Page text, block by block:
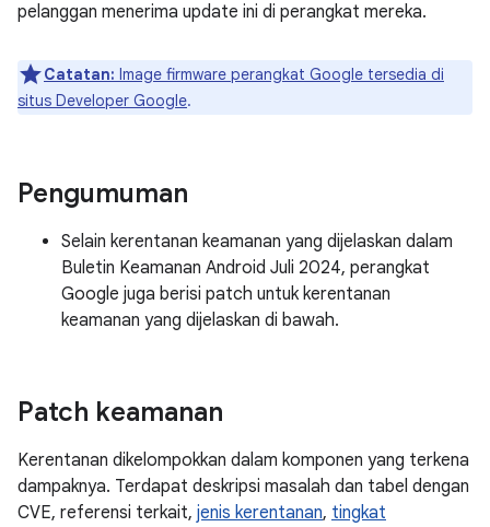
pelanggan menerima update ini di perangkat mereka.
Catatan: Image firmware perangkat Google tersedia di
situs Developer Google.
Pengumuman
Selain kerentanan keamanan yang dijelaskan dalam
Buletin Keamanan Android Juli 2024, perangkat
Google juga berisi patch untuk kerentanan
keamanan yang dijelaskan di bawah.
Patch keamanan
Kerentanan dikelompokkan dalam komponen yang terkena
dampaknya. Terdapat deskripsi masalah dan tabel dengan
CVE, referensi terkait, jenis kerentanan, tingkat